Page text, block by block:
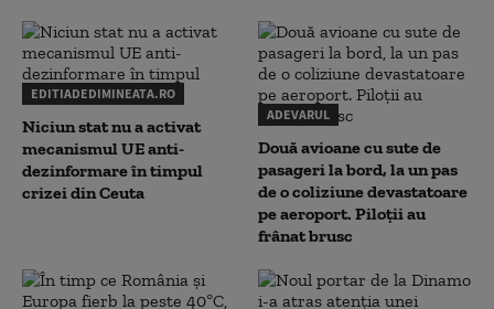
EDITIADEDIMINEATA.RO
Niciun stat nu a activat
mecanismul UE anti-
dezinformare în timpul
crizei din Ceuta
ADEVARUL
Două avioane cu sute de
pasageri la bord, la un pas
de o coliziune devastatoare
pe aeroport. Piloții au
frânat brusc